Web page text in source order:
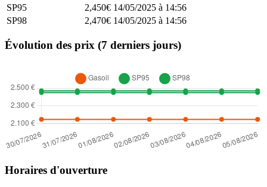
SP95
2,450€ 14/05/2025 à 14:56
SP98
2,470€ 14/05/2025 à 14:56
Évolution des prix (7 derniers jours)
Horaires d'ouverture